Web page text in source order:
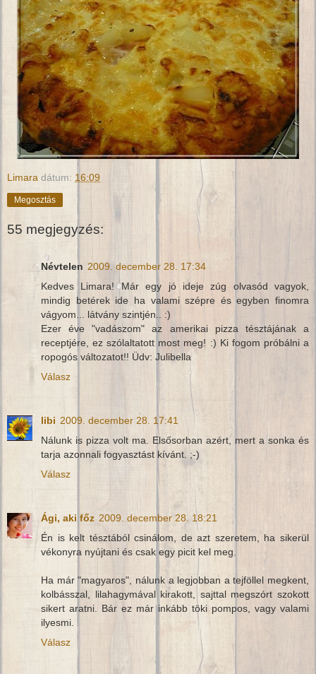
Limara dátum: 16:09
Megosztás
55 megjegyzés:
Névtelen 2009. december 28. 17:34
Kedves Limara! Már egy jó ideje zúg olvasód vagyok,
mindig betérek ide ha valami szépre és egyben finomra
vágyom... látvány szintjén.. :)
Ezer éve "vadászom" az amerikai pizza tésztájának a
receptjére, ez szólaltatott most meg! :) Ki fogom próbálni a
ropogós változatot!! Üdv: Julibella
Válasz
libi 2009. december 28. 17:41
Nálunk is pizza volt ma. Elsősorban azért, mert a sonka és
tarja azonnali fogyasztást kívánt. ;-)
Válasz
Ági, aki főz 2009. december 28. 18:21
Én is kelt tésztából csinálom, de azt szeretem, ha sikerül
vékonyra nyújtani és csak egy picit kel meg.
Ha már "magyaros", nálunk a legjobban a tejföllel megkent,
kolbásszal, lilahagymával kirakott, sajttal megszórt szokott
sikert aratni. Bár ez már inkább töki pompos, vagy valami
ilyesmi.
Válasz